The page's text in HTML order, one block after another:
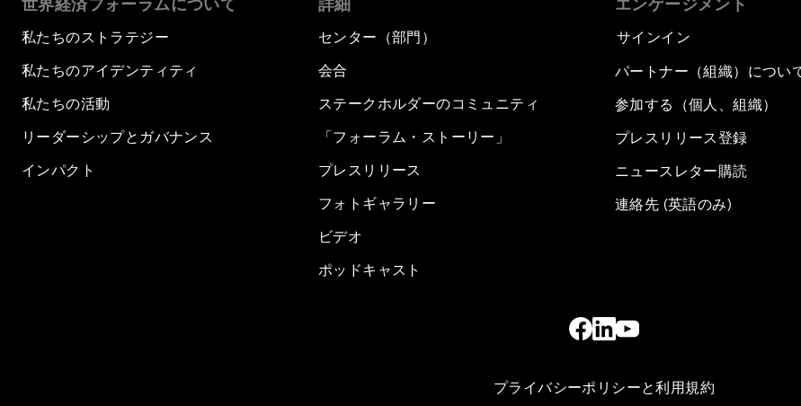
世界経済フォーラムについて
私たちのストラテジー
私たちのアイデンティティ
私たちの活動
リーダーシップとガバナンス
インパクト
詳細
センター（部門）
会合
ステークホルダーのコミュニティ
「フォーラム・ストーリー」
プレスリリース
フォトギャラリー
ビデオ
ポッドキャスト
エンゲージメント
サインイン
パートナー（組織）につい
参加する（個人、組織）
プレスリリース登録
ニュースレター購読
連絡先 (英語のみ)
プライバシーポリシーと利用規約